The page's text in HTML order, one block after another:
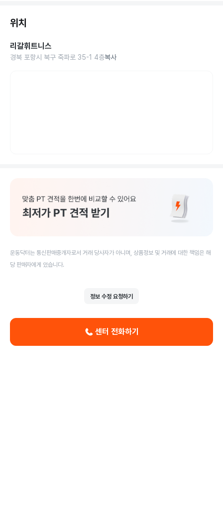
위치
리갈휘트니스
경북 포항시 북구 죽파로 35-1 4층복사
운동닥터는 통신판매중개자로서 거래 당사자가 아니며, 상품정보 및 거래에 대한 책임은 해
당 판매자에게 있습니다.
정보 수정 요청하기
센터 전화하기